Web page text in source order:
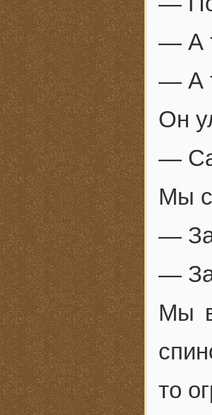
— А
— А
Он
—
Мы
— За
—
Мы
то